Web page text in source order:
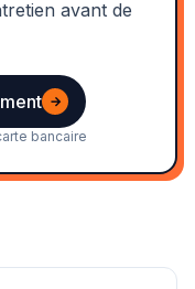
avant de
→
bancaire